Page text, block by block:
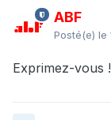
ABF
Posté(e) le
Exprimez-vous !